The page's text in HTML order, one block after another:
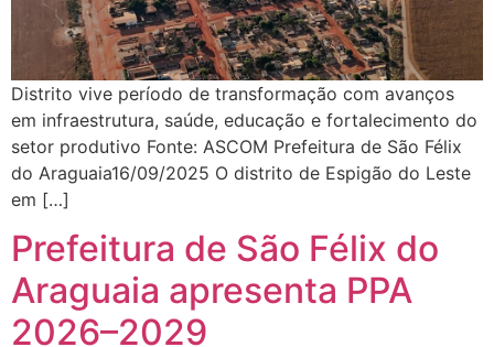
Distrito vive período de transformação com avanços
em infraestrutura, saúde, educação e fortalecimento do
setor produtivo Fonte: ASCOM Prefeitura de São Félix
do Araguaia16/09/2025 O distrito de Espigão do Leste
em […]
Prefeitura de São Félix do
Araguaia apresenta PPA
2026–2029